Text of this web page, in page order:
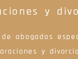
y
de abogados
y